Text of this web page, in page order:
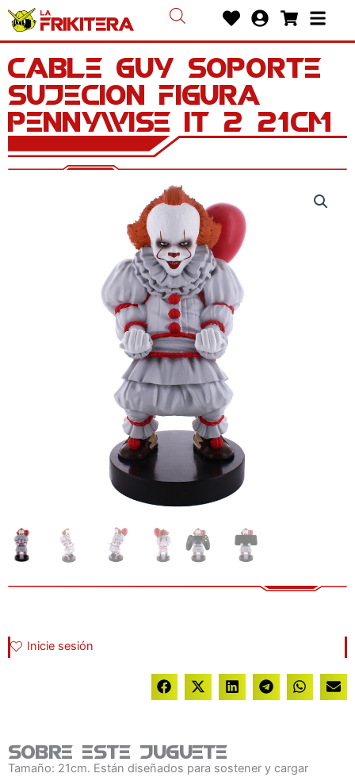
contenido
HeartUser-
circlecart
Bars
Cable Guy soporte
sujecion figura
Pennywise IT 2 21cm
Inicie sesión
Sobre este juguete
Tamaño: 21cm. Están diseñados para sostener y cargar